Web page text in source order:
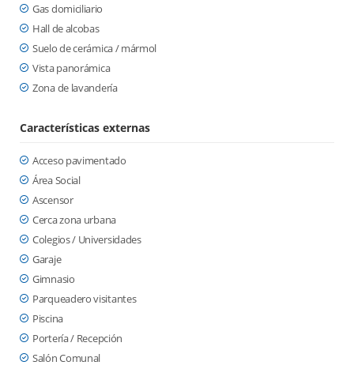
Gas domiciliario
Hall de alcobas
Suelo de cerámica / mármol
Vista panorámica
Zona de lavandería
Características externas
Acceso pavimentado
Área Social
Ascensor
Cerca zona urbana
Colegios / Universidades
Garaje
Gimnasio
Parqueadero visitantes
Piscina
Portería / Recepción
Salón Comunal